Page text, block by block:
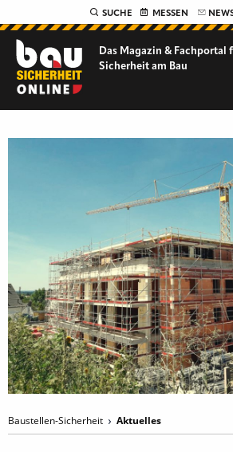
SUCHE MESSEN
Das Magazin & Fachportal
Sicherheit am Bau
Baustellen-Sicherheit Aktuelles